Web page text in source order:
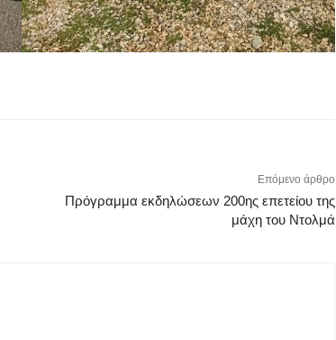
Επόμενο άρθρο
Πρόγραμμα εκδηλώσεων 200ης επετείου της
μάχη του Ντολμά